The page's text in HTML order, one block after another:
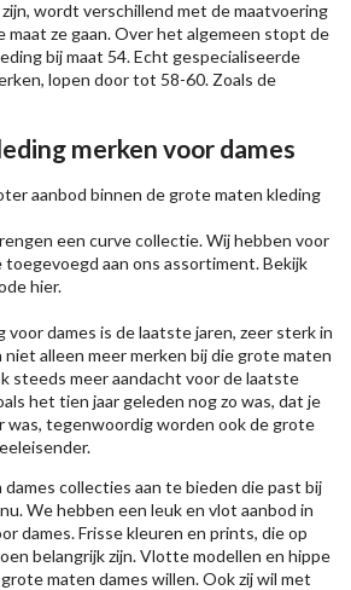
wordt verschillend met de maatvoering
maat ze gaan. Over het algemeen stopt de
bij maat 54. Echt gespecialiseerde
lopen door tot 58-60. Zoals de
merken voor dames
aanbod binnen de grote maten kleding
een curve collectie. Wij hebben voor
toegevoegd aan ons assortiment. Bekijk
hier.
dames is de laatste jaren, zeer sterk in
alleen meer merken bij die grote maten
steeds meer aandacht voor de laatste
het tien jaar geleden nog zo was, dat je
was, tegenwoordig worden ook de grote
collecties aan te bieden die past bij
We hebben een leuk en vlot aanbod in
dames. Frisse kleuren en prints, die op
belangrijk zijn. Vlotte modellen en hippe
maten dames willen. Ook zij wil met